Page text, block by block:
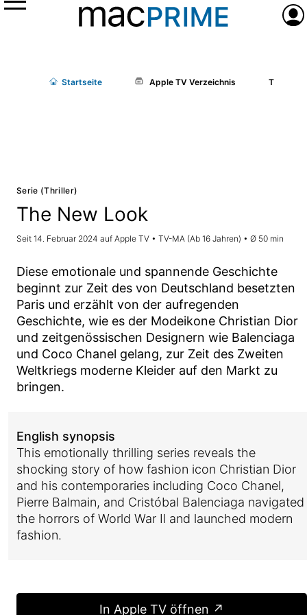
Menü
Startseite Apple TV Verzeichnis The New
Serie (Thriller)
The New Look
Seit 14. Februar 2024 auf Apple TV • TV-MA (Ab 16 Jahren) • Ø 50 min
Diese emotionale und spannende Geschichte
beginnt zur Zeit des von Deutschland besetzten
Paris und erzählt von der aufregenden
Geschichte, wie es der Modeikone Christian Dior
und zeitgenössischen Designern wie Balenciaga
und Coco Chanel gelang, zur Zeit des Zweiten
Weltkriegs moderne Kleider auf den Markt zu
bringen.
English synopsis
This emotionally thrilling series reveals the
shocking story of how fashion icon Christian Dior
and his contemporaries including Coco Chanel,
Pierre Balmain, and Cristóbal Balenciaga navigated
the horrors of World War Il and launched modern
fashion.
In Apple TV öffnen ↗